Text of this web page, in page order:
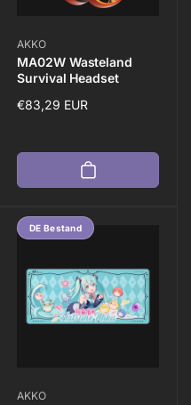
Anbieter:
AKKO
MA02W Wasteland
Survival Headset
Normaler
€83,29 EUR
DE Bestand
Anbieter:
AKKO